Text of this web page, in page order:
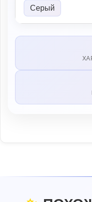
Серый